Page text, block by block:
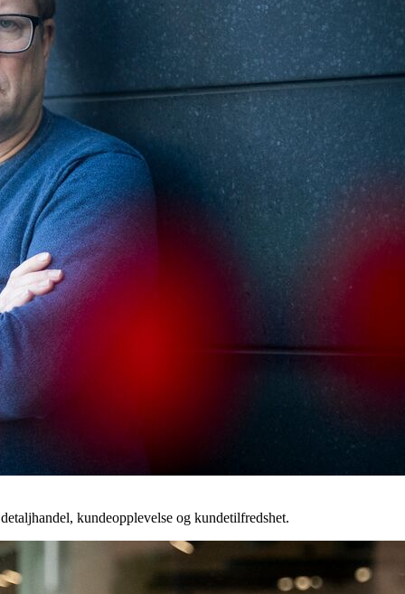
kundeopplevelse og kundetilfredshet.